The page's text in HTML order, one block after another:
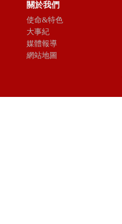
關於我們
使命&特色
大事紀
媒體報導
網站地圖